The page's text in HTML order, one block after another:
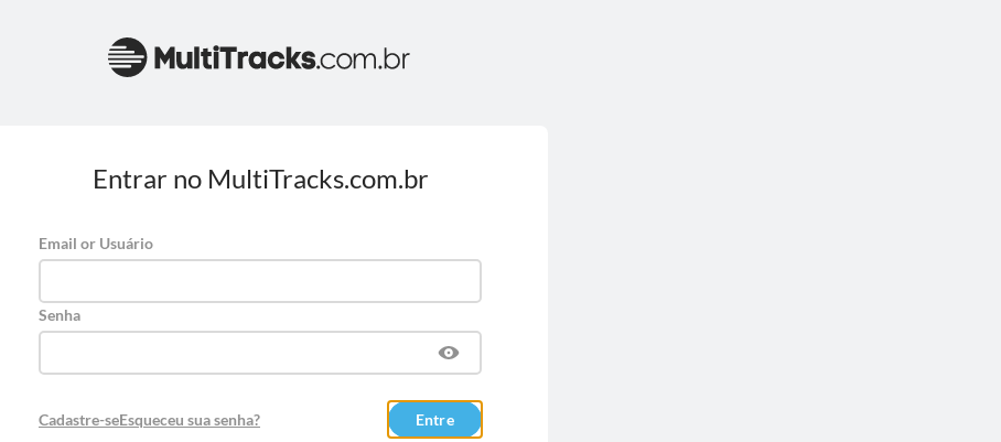
Entrar no MultiTracks.com.br
Email or Usuário
Senha
Cadastre-seEsqueceu sua senha? Entre